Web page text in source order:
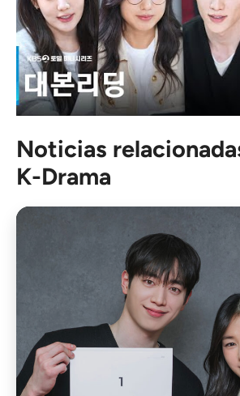
Noticias
K-Drama